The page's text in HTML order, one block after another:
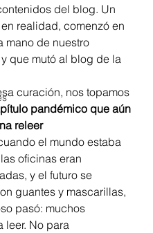
del blog. Un
realidad, comenzó en
mano de nuestro
que mutó al blog de la
curación, nos topamos
pandémico que aún
releer
el mundo estaba
oficinas eran
y el futuro se
guantes y mascarillas,
pasó: muchos
leer. No para